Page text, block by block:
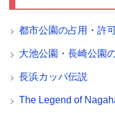
都市公園の占用・許
大池公園・長崎公園
長浜カッパ伝説
The Legend of